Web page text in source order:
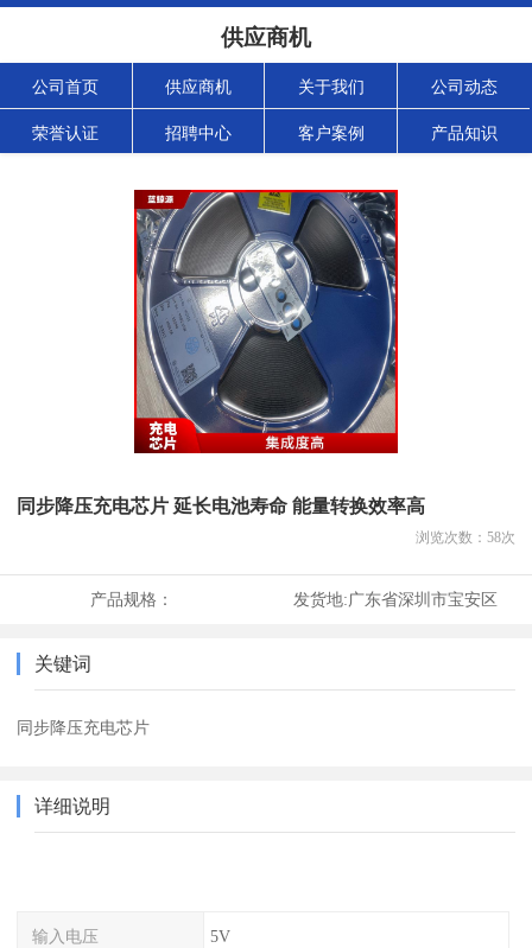
供应商机
公司首页 供应商机 关于我们 公司动态
荣誉认证 招聘中心 客户案例 产品知识
同步降压充电芯片 延长电池寿命 能量转换效率高
浏览次数： 58次
产品规格： 发货地:广东省深圳市宝安区
关键词
同步降压充电芯片
详细说明
输入电压 5V